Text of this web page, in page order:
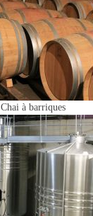
Chai à barriques